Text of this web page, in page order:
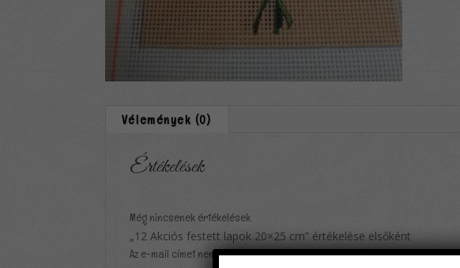
Vélemények (0)
Értékelések
Még nincsenek értékelések.
„12 Akciós festett lapok 20×25 cm” értékelése elsőként
Az e-mail címet nem tesszük közzé.A kötelező mezőket*karakterrel jelöltük